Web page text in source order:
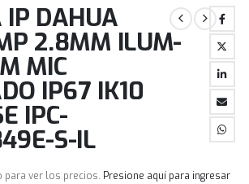
DAHUA
2.8MM ILUM-
MIC
IP67 IK10
IPC-
S-IL
para ver los precios. Presione aquí para ingresar